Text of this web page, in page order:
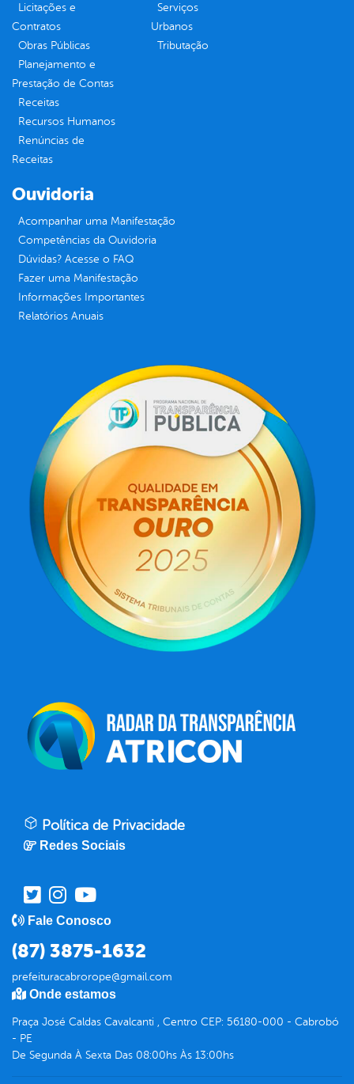
Licitações e
Contratos
Obras Públicas
Planejamento e
Prestação de Contas
Receitas
Recursos Humanos
Renúncias de
Receitas
Serviços
Urbanos
Tributação
Ouvidoria
Acompanhar uma Manifestação
Competências da Ouvidoria
Dúvidas? Acesse o FAQ
Fazer uma Manifestação
Informações Importantes
Relatórios Anuais
Política de Privacidade
Redes Sociais
Fale Conosco
(87) 3875-1632
prefeituracabrorope@gmail.com
Onde estamos
Praça José Caldas Cavalcanti , Centro CEP: 56180-000 - Cabrobó
- PE
De Segunda À Sexta Das 08:00hs Às 13:00hs